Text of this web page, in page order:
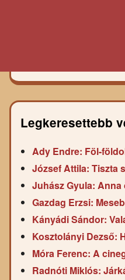
Legkeresettebb
Ady Endre: Föl-
József Attila: Tiszta
Juhász Gyula: Anna
Gazdag Erzsi:
Kányádi Sándor:
Kosztolányi Dezső:
Móra Ferenc: A
Radnóti Miklós: